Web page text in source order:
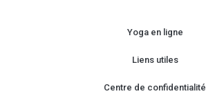
Yoga en ligne
Liens utiles
Centre de confidentialité